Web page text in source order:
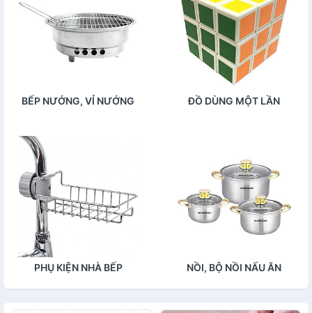
BẾP NƯỚNG, VỈ NƯỚNG ĐỒ DÙNG MỘT LẦN
PHỤ KIỆN NHÀ BẾP NỒI, BỘ NỒI NẤU ĂN